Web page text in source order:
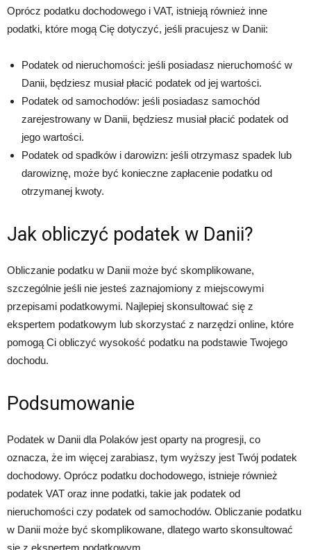
Oprócz podatku dochodowego i VAT, istnieją również inne
podatki, które mogą Cię dotyczyć, jeśli pracujesz w Danii:
Podatek od nieruchomości: jeśli posiadasz nieruchomość w
Danii, będziesz musiał płacić podatek od jej wartości.
Podatek od samochodów: jeśli posiadasz samochód
zarejestrowany w Danii, będziesz musiał płacić podatek od
jego wartości.
Podatek od spadków i darowizn: jeśli otrzymasz spadek lub
darowiznę, może być konieczne zapłacenie podatku od
otrzymanej kwoty.
Jak obliczyć podatek w Danii?
Obliczanie podatku w Danii może być skomplikowane,
szczególnie jeśli nie jesteś zaznajomiony z miejscowymi
przepisami podatkowymi. Najlepiej skonsultować się z
ekspertem podatkowym lub skorzystać z narzędzi online, które
pomogą Ci obliczyć wysokość podatku na podstawie Twojego
dochodu.
Podsumowanie
Podatek w Danii dla Polaków jest oparty na progresji, co
oznacza, że im więcej zarabiasz, tym wyższy jest Twój podatek
dochodowy. Oprócz podatku dochodowego, istnieje również
podatek VAT oraz inne podatki, takie jak podatek od
nieruchomości czy podatek od samochodów. Obliczanie podatku
w Danii może być skomplikowane, dlatego warto skonsultować